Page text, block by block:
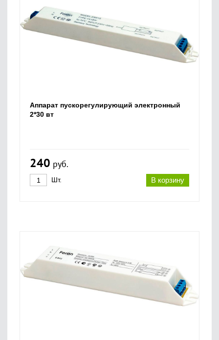
Аппарат пускорегулирующий электронный
2*30 вт
240 руб.
В корзину
Шт.